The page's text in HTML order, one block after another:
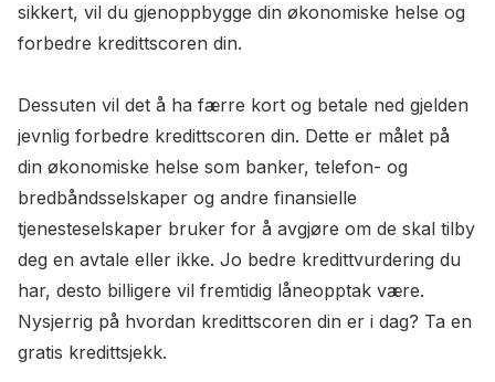
sikkert, vil du gjenoppbygge din økonomiske helse og
forbedre kredittscoren din.
Dessuten vil det å ha færre kort og betale ned gjelden
jevnlig forbedre kredittscoren din. Dette er målet på
din økonomiske helse som banker, telefon- og
bredbåndsselskaper og andre finansielle
tjenesteselskaper bruker for å avgjøre om de skal tilby
deg en avtale eller ikke. Jo bedre kredittvurdering du
har, desto billigere vil fremtidig låneopptak være.
Nysjerrig på hvordan kredittscoren din er i dag? Ta en
gratis kredittsjekk.